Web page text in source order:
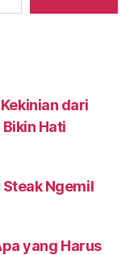
dari
Hati
Ngemil
yang Harus